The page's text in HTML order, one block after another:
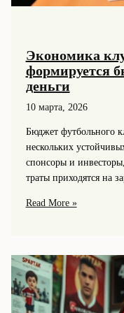
Экономика
формируется
деньги
10 марта, 2026
Бюджет футбольного
нескольких
спонсоры и
траты приходятся на
Экономика
формируется
бюджет
и
на
Read More »